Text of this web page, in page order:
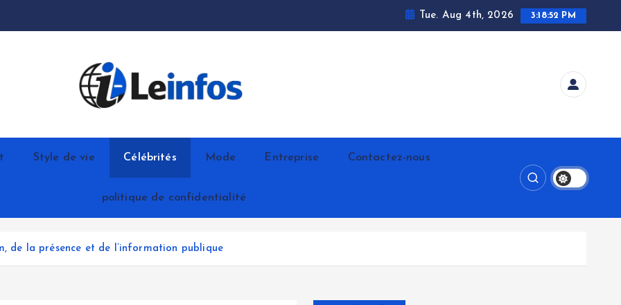
Tue. Aug 4th, 2026 3:18:53 PM
Style de vie Célébrités Mode Entreprise Contactez-nous
politique de confidentialité
de la présence et de l’information publique